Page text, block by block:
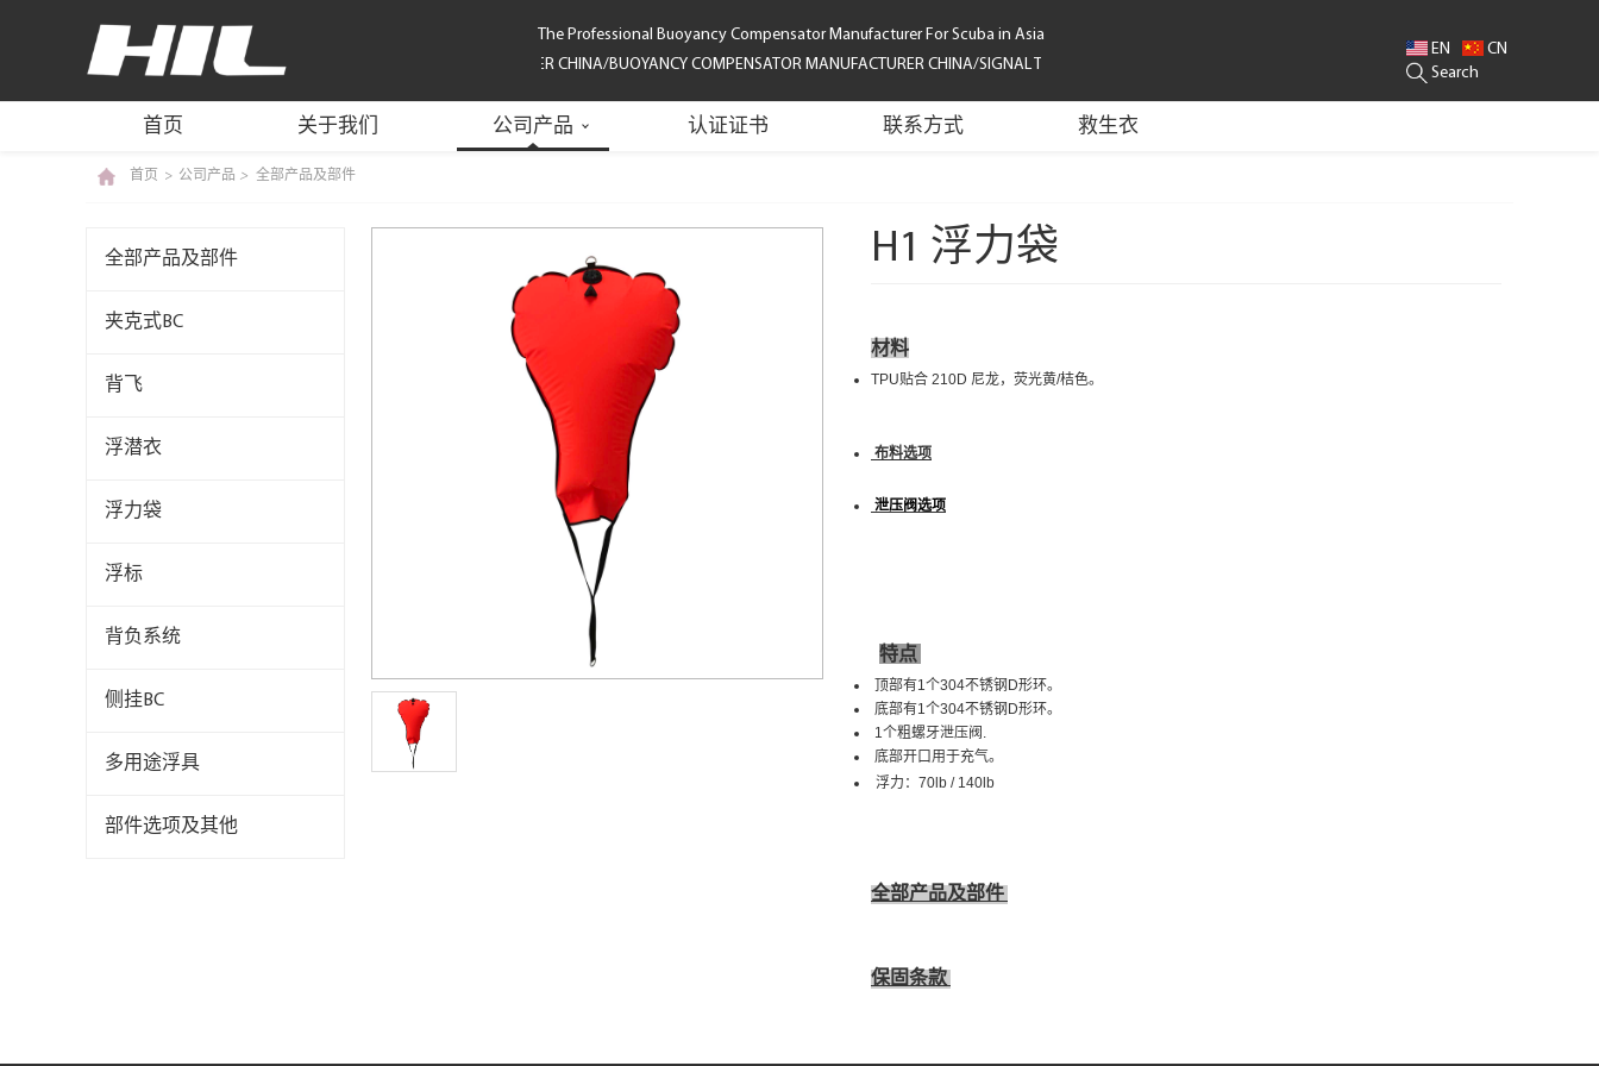
The Professional Buoyancy Compensator Manufacturer For Scuba in Asia
BC/BCD MANUFACTURER CHINA/BUOYANCY COMPENSATOR MANUFACTURER CHINA/SIGNAL TUBE/SURFACE MAKER/SNORKEL VEST/LIFT BAG/BCD OEM/BC SUPPLIER/BC
EN
CN
Search
首页 关于我们 公司产品 认证证书 联系方式 救生衣
首页 > 公司产品 > 全部产品及部件
全部产品及部件
夹克式BC
背飞
浮潜衣
浮力袋
浮标
背负系统
侧挂BC
多用途浮具
部件选项及其他
H1 浮力袋
材料
TPU贴合 210D 尼龙，荧光黄/桔色。
布料选项
泄压阀选项
特点
顶部有1个304不锈钢D形环。
底部有1个304不锈钢D形环。
1个粗螺牙泄压阀 .
底部开口用于充气。
浮力： 70lb / 140lb
全部产品及部件
保固条款